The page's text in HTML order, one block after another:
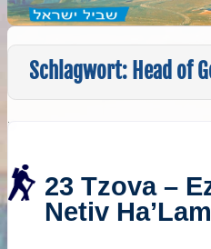
Schlagwort: Head of
23 Tzova –
Netiv